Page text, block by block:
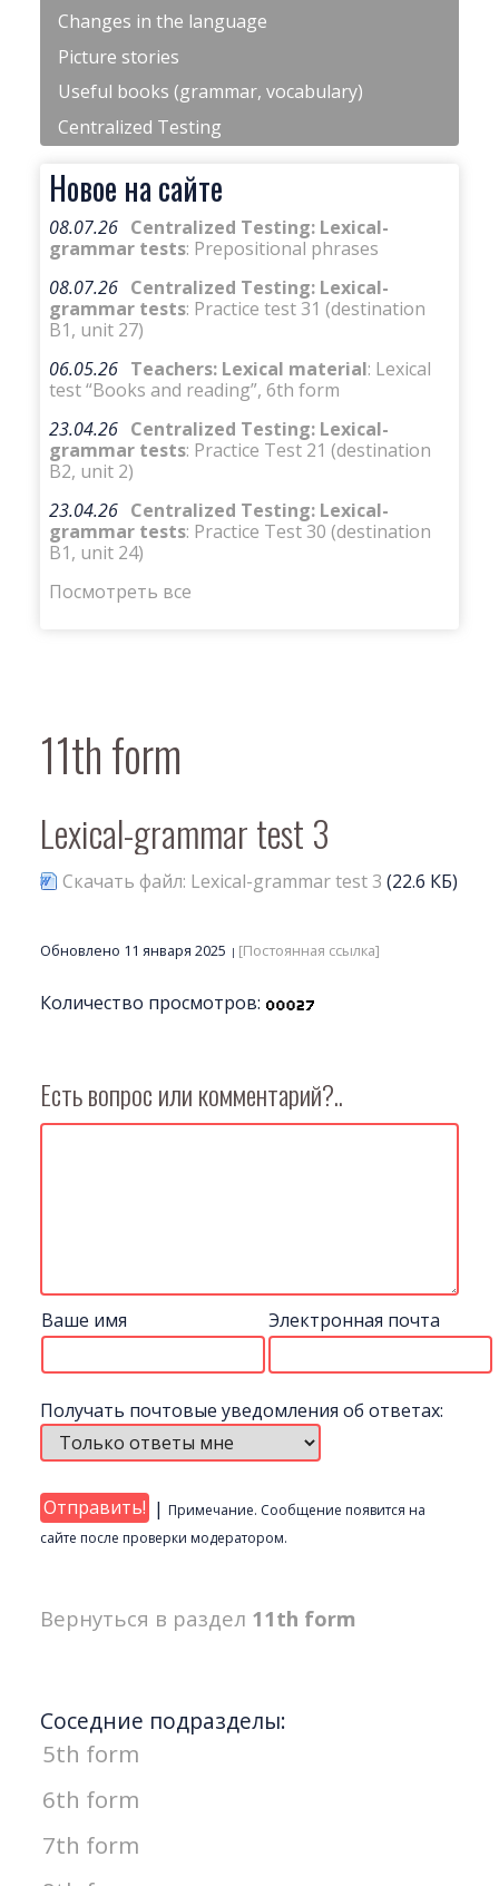
Changes in the language
Picture stories
Useful books (grammar, vocabulary)
Centralized Testing
Новое на сайте
08.07.26 Centralized Testing: Lexical-
grammar tests: Prepositional phrases
08.07.26 Centralized Testing: Lexical-
grammar tests: Practice test 31 (destination
B1, unit 27)
06.05.26 Teachers: Lexical material: Lexical
test “Books and reading”, 6th form
23.04.26 Centralized Testing: Lexical-
grammar tests: Practice Test 21 (destination
B2, unit 2)
23.04.26 Centralized Testing: Lexical-
grammar tests: Practice Test 30 (destination
B1, unit 24)
Посмотреть все
11th form
Lexical-grammar test 3
Скачать файл: Lexical-grammar test 3 (22.6 КБ)
Обновлено 11 января 2025 [Постоянная ссылка]
Количество просмотров:
Есть вопрос или комментарий?..
Ваше имя Электронная почта
Получать почтовые уведомления об ответах:
| Примечание. Сообщение появится на
сайте после проверки модератором.
Вернуться в раздел 11th form
Соседние подразделы:
5th form
6th form
7th form